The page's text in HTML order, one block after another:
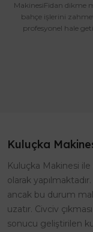
MakinesiFidan dikme
bahçe işlerini
profesyonel hale
Kuluçka
Kuluçka Makinesi
olarak
ancak bu durum
uzatır. Civciv
sonucu geliştirilen